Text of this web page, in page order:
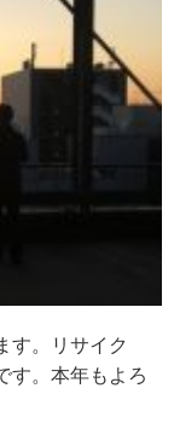
す。リサイク
す。本年もよろ